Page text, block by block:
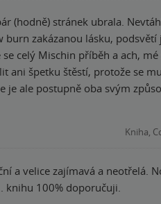
(hodně) stránek ubrala.
Mischin příběh a ach, mé srdce
ani špetku štěstí, protože se
postupně oba svým způsobem
temnota”, až chudák
Kniha,
a velice zajímavá a neotřelá.
knihu 100% doporučuji.